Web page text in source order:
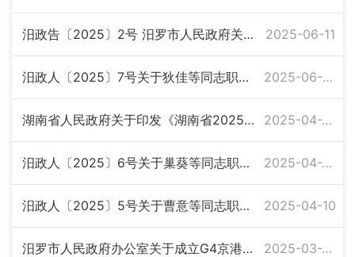
汨政告〔2025〕2号 汨罗市人民政府关于进一步加强全市重点水域禁捕禁钓的通告 2025-06-11
汨政人〔2025〕7号关于狄佳等同志职务任免的通知 2025-06-02
湖南省人民政府关于印发《湖南省2025年国民经济和社会发展计划》的通知 2025-04-29
汨政人〔2025〕6号关于巢葵等同志职务任免的通知 2025-04-23
汨政人〔2025〕5号关于曹意等同志职务任免的通知 2025-04-10
汨罗市人民政府办公室关于成立G4京港澳高速汨罗段扩容工程工作专班的通知 2025-03-27